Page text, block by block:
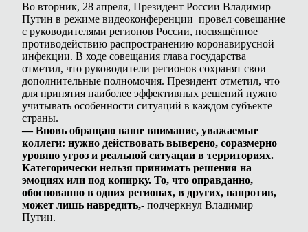
Во вторник, 28 апреля, Президент России Владимир
Путин в режиме видеоконференции провел совещание
с руководителями регионов России, посвящённое
противодействию распространению коронавирусной
инфекции. В ходе совещания глава государства
отметил, что руководители регионов сохранят свои
дополнительные полномочия. Президент отметил, что
для принятия наиболее эффективных решений нужно
учитывать особенности ситуаций в каждом субъекте
страны.
— Вновь обращаю ваше внимание, уважаемые
коллеги: нужно действовать выверено, соразмерно
уровню угроз и реальной ситуации в территориях.
Категорически нельзя принимать решения на
эмоциях или под копирку. То, что оправданно,
обоснованно в одних регионах, в других, напротив,
может лишь навредить,- подчеркнул Владимир
Путин.